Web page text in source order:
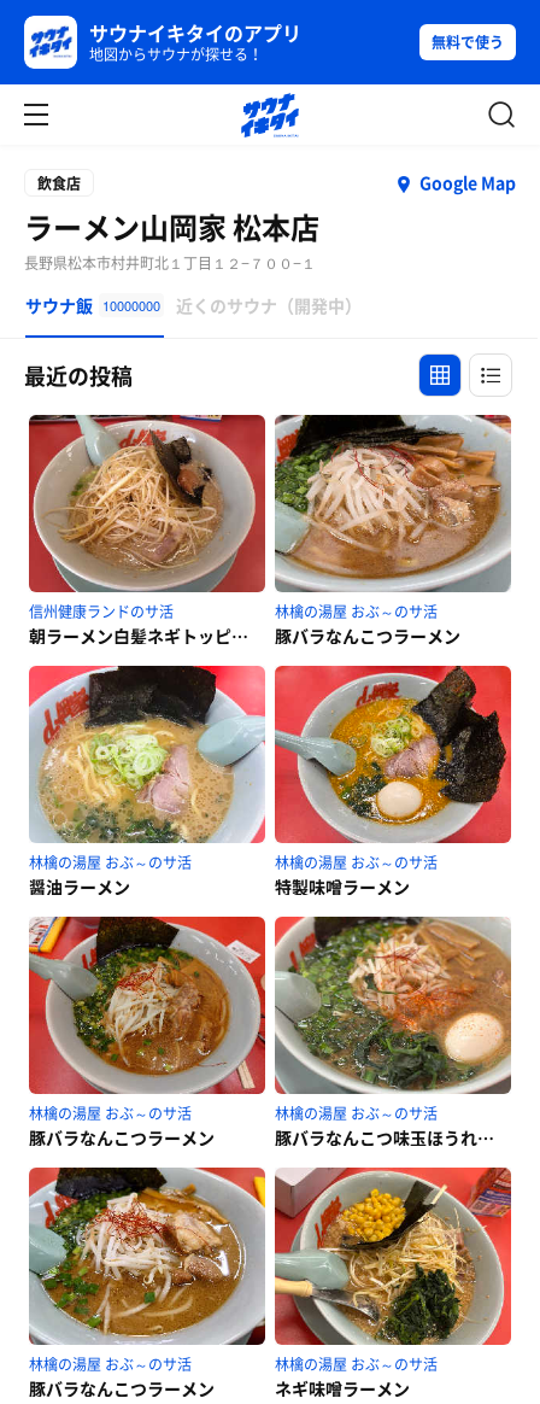
サウナイキタイのアプリ
地図からサウナが探せる！
無料で使う
飲食店 Google Map
ラーメン山岡家 松本店
長野県松本市村井町北１丁目１２−７００−１
サウナ飯 10000000 近くのサウナ（開発中）
最近の投稿
信州健康ランドのサ活
朝ラーメン白髪ネギトッピング♪
林檎の湯屋 おぶ～のサ活
豚バラなんこつラーメン
林檎の湯屋 おぶ～のサ活
醤油ラーメン
林檎の湯屋 おぶ～のサ活
特製味噌ラーメン
林檎の湯屋 おぶ～のサ活
豚バラなんこつラーメン
林檎の湯屋 おぶ～のサ活
豚バラなんこつ味玉ほうれん草
林檎の湯屋 おぶ～のサ活
豚バラなんこつラーメン
林檎の湯屋 おぶ～のサ活
ネギ味噌ラーメン